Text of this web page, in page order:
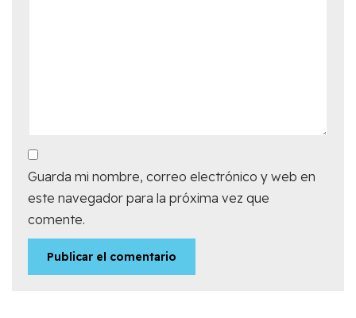
Guarda mi nombre, correo electrónico y web en
este navegador para la próxima vez que
comente.